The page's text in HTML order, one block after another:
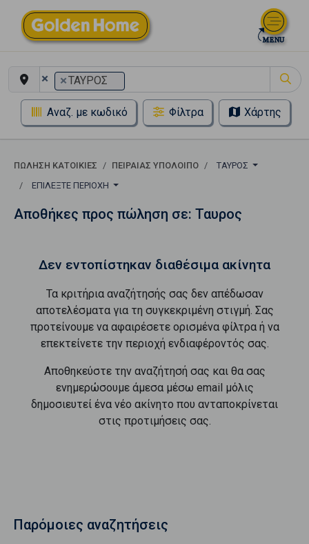
× ×ΤΑΥΡΟΣ
Αναζ. με κωδικό Φίλτρα Χάρτης
ΠΏΛΗΣΗ ΚΑΤΟΙΚΊΕΣ ΠΕΙΡΑΙΑΣ ΥΠΟΛΟΙΠΟ
ΤΑΥΡΟΣ
ΕΠΙΛΈΞΤΕ ΠΕΡΙΟΧΉ
Αποθήκες προς πώληση σε: Ταυρος
Δεν εντοπίστηκαν διαθέσιμα ακίνητα
Τα κριτήρια αναζήτησής σας δεν απέδωσαν
αποτελέσματα για τη συγκεκριμένη στιγμή. Σας
προτείνουμε να αφαιρέσετε ορισμένα φίλτρα ή να
επεκτείνετε την περιοχή ενδιαφέροντός σας.
Αποθηκεύστε την αναζήτησή σας και θα σας
ενημερώσουμε άμεσα μέσω email μόλις
δημοσιευτεί ένα νέο ακίνητο που ανταποκρίνεται
στις προτιμήσεις σας.
Παρόμοιες αναζητήσεις